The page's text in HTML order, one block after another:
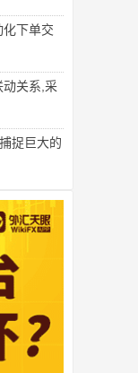
下单交
动关系,采
捉巨大的